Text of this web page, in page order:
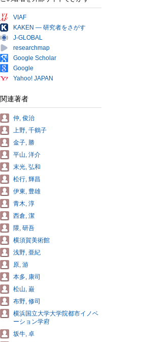
VIAF
KAKEN — 研究者をさがす
J-GLOBAL
researchmap
Google Scholar
Google
Yahoo! JAPAN
関連著者
仲, 俊治
上野, 千鶴子
金子, 勝
平山, 洋介
末光, 弘和
松行, 輝昌
伊東, 豊雄
青木, 淳
西倉, 潔
隈, 研吾
横須賀美術館
浅野, 亜紀
原, 游
本多, 康司
松山, 巌
布野, 修司
横浜国立大学大学院都市イノベ
ーション学府
坂牛, 卓